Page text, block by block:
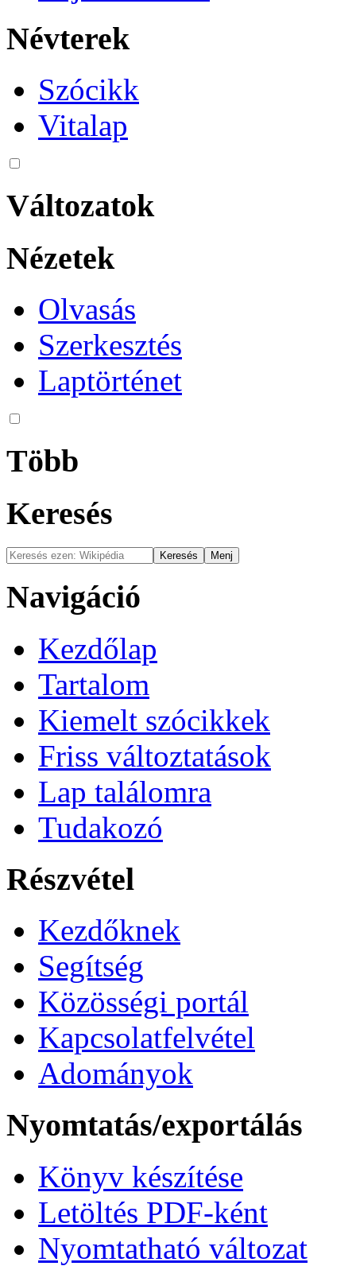
Névterek
Szócikk
Vitalap
Változatok
Nézetek
Olvasás
Szerkesztés
Laptörténet
Több
Keresés
Navigáció
Kezdőlap
Tartalom
Kiemelt szócikkek
Friss változtatások
Lap találomra
Tudakozó
Részvétel
Kezdőknek
Segítség
Közösségi portál
Kapcsolatfelvétel
Adományok
Nyomtatás/exportálás
Könyv készítése
Letöltés PDF-ként
Nyomtatható változat